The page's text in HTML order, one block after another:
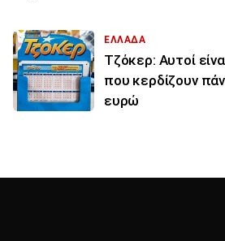
ΕΛΛΑΔΑ
Τζόκερ: Αυτοί
που κερδίζουν
ευρώ